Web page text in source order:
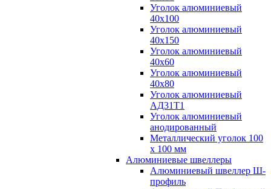
Уголок алюминиевый
40х100
Уголок алюминиевый
40х150
Уголок алюминиевый
40х60
Уголок алюминиевый
40х80
Уголок алюминиевый
АД31Т1
Уголок алюминиевый
анодированный
Металлический уголок 100
х 100 мм
Алюминиевые швеллеры
Алюминиевый швеллер Ш-
профиль